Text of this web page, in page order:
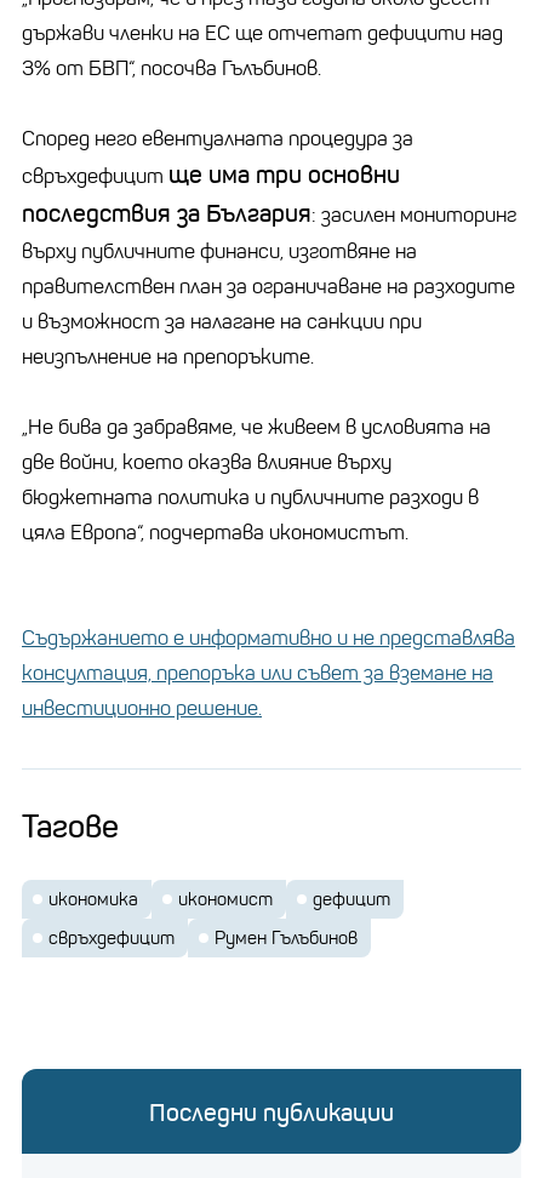
държави членки на ЕС ще отчетат дефицити над
3% от БВП“, посочва Гълъбинов.
Според него евентуалната процедура за
свръхдефицит ще има три основни
последствия за България: засилен мониторинг
върху публичните финанси, изготвяне на
правителствен план за ограничаване на разходите
и възможност за налагане на санкции при
неизпълнение на препоръките.
„Не бива да забравяме, че живеем в условията на
две войни, което оказва влияние върху
бюджетната политика и публичните разходи в
цяла Европа“, подчертава икономистът.
Съдържанието е информативно и не представлява
консултация, препоръка или съвет за вземане на
инвестиционно решение.
Тагове
икономика икономист
дефицит
свръхдефицит
Румен Гълъбинов
Последни публикации